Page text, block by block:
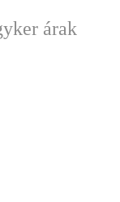
árak